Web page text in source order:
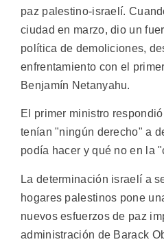
paz palestino-israelí.
ciudad en marzo, dio un
política de demoliciones,
enfrentamiento con el
Benjamín Netanyahu.
El primer ministro
tenían "ningún derecho" a
podía hacer y qué no en la
La determinación israelí a
hogares palestinos pone
nuevos esfuerzos de paz
administración de Barack